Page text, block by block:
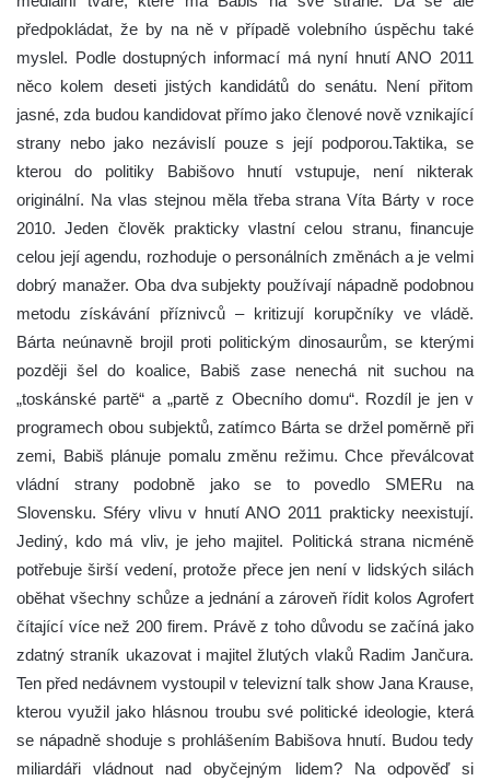
předpokládat, že by na ně v případě volebního úspěchu také
myslel. Podle dostupných informací má nyní hnutí ANO 2011
něco kolem deseti jistých kandidátů do senátu. Není přitom
jasné, zda budou kandidovat přímo jako členové nově vznikající
strany nebo jako nezávislí pouze s její podporou.Taktika, se
kterou do politiky Babišovo hnutí vstupuje, není nikterak
originální. Na vlas stejnou měla třeba strana Víta Bárty v roce
2010. Jeden člověk prakticky vlastní celou stranu, financuje
celou její agendu, rozhoduje o personálních změnách a je velmi
dobrý manažer. Oba dva subjekty používají nápadně podobnou
metodu získávání příznivců – kritizují korupčníky ve vládě.
Bárta neúnavně brojil proti politickým dinosaurům, se kterými
později šel do koalice, Babiš zase nenechá nit suchou na
„toskánské partě“ a „partě z Obecního domu“. Rozdíl je jen v
programech obou subjektů, zatímco Bárta se držel poměrně při
zemi, Babiš plánuje pomalu změnu režimu. Chce převálcovat
vládní strany podobně jako se to povedlo SMERu na
Slovensku. Sféry vlivu v hnutí ANO 2011 prakticky neexistují.
Jediný, kdo má vliv, je jeho majitel. Politická strana nicméně
potřebuje širší vedení, protože přece jen není v lidských silách
oběhat všechny schůze a jednání a zároveň řídit kolos Agrofert
čítající více než 200 firem. Právě z toho důvodu se začíná jako
zdatný straník ukazovat i majitel žlutých vlaků Radim Jančura.
Ten před nedávnem vystoupil v televizní talk show Jana Krause,
kterou využil jako hlásnou troubu své politické ideologie, která
se nápadně shoduje s prohlášením Babišova hnutí. Budou tedy
miliardáři vládnout nad obyčejným lidem? Na odpověď si